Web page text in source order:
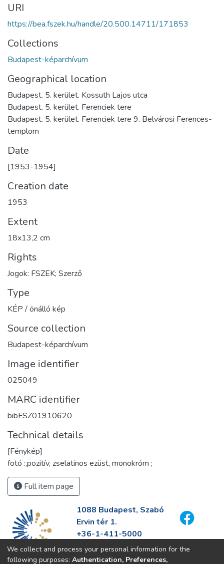
URI
https://bea.fszek.hu/handle/20.500.14711/171853
Collections
Budapest-képarchívum
Geographical location
Budapest. 5. kerület. Kossuth Lajos utca
Budapest. 5. kerület. Ferenciek tere
Budapest. 5. kerület. Ferenciek tere 9. Belvárosi Ferences-
templom
Date
[1953-1954]
Creation date
1953
Extent
18x13,2 cm
Rights
Jogok: FSZEK; Szerző
Type
KÉP / önálló kép
Source collection
Budapest-képarchívum
Image identifier
025049
MARC identifier
bibFSZ01910620
Technical details
[Fénykép]
fotó :,pozitív, zselatinos ezüst, monokróm ;
Full item page
1088 Budapest, Szabó
Ervin tér 1.
+36-1-411-5000
info@fszek.hu
https://fszek.hu
We collect and process your personal information for the
following purposes: Authentication, Preferences,